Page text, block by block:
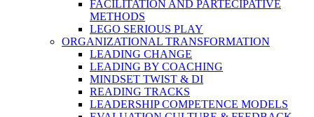
FACILITATION AND PARTECIPATIVE
METHODS
LEGO SERIOUS PLAY
ORGANIZATIONAL TRANSFORMATION
LEADING CHANGE
LEADING BY COACHING
MINDSET TWIST & DI
READING TRACKS
LEADERSHIP COMPETENCE MODELS